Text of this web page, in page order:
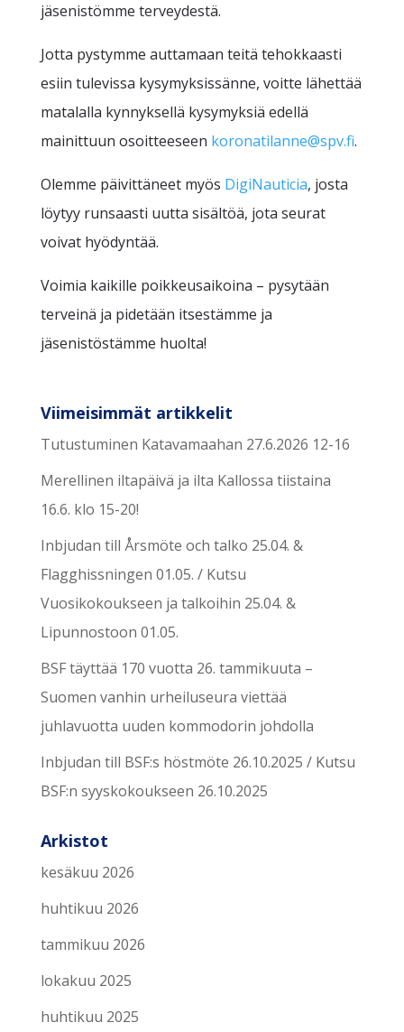
jäsenistömme terveydestä.
Jotta pystymme auttamaan teitä tehokkaasti
esiin tulevissa kysymyksissänne, voitte lähettää
matalalla kynnyksellä kysymyksiä edellä
mainittuun osoitteeseen koronatilanne@spv.fi.
Olemme päivittäneet myös DigiNauticia, josta
löytyy runsaasti uutta sisältöä, jota seurat
voivat hyödyntää.
Voimia kaikille poikkeusaikoina – pysytään
terveinä ja pidetään itsestämme ja
jäsenistöstämme huolta!
Viimeisimmät artikkelit
Tutustuminen Katavamaahan 27.6.2026 12-16
Merellinen iltapäivä ja ilta Kallossa tiistaina
16.6. klo 15-20!
Inbjudan till Årsmöte och talko 25.04. &
Flagghissningen 01.05. / Kutsu
Vuosikokoukseen ja talkoihin 25.04. &
Lipunnostoon 01.05.
BSF täyttää 170 vuotta 26. tammikuuta –
Suomen vanhin urheiluseura viettää
juhlavuotta uuden kommodorin johdolla
Inbjudan till BSF:s höstmöte 26.10.2025 / Kutsu
BSF:n syyskokoukseen 26.10.2025
Arkistot
kesäkuu 2026
huhtikuu 2026
tammikuu 2026
lokakuu 2025
huhtikuu 2025